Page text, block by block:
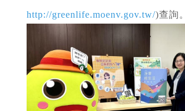
http://greenlife.moenv.gov.tw/)查詢。